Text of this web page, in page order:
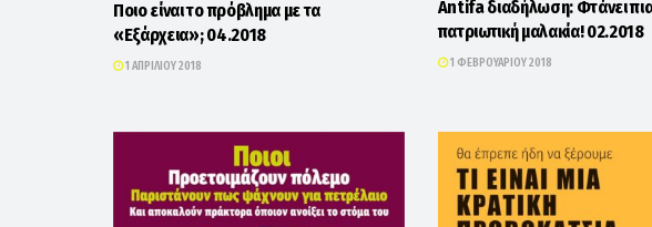
Ποιο είναι το πρόβλημα με τα
«Εξάρχεια»; 04.2018
1 ΑΠΡΙΛΊΟΥ 2018
Antifa διαδήλωση: Φτάνει
πατριωτική μαλακία! 02.2018
1 ΦΕΒΡΟΥΑΡΊΟΥ 2018